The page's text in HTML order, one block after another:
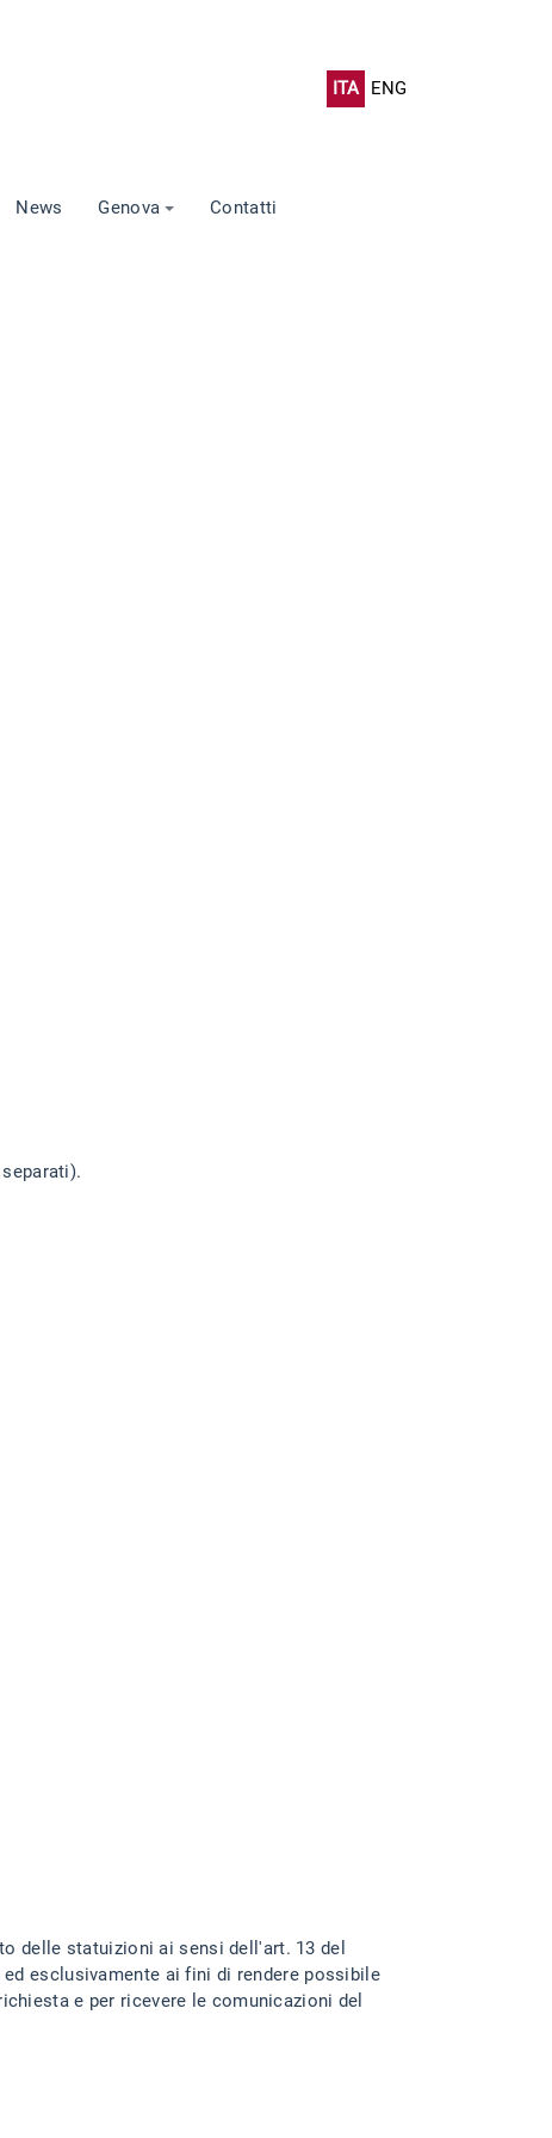
ITA ENG
News Genova Contatti
delle statuizioni ai sensi dell'art. 13 del
esclusivamente ai fini di rendere possibile